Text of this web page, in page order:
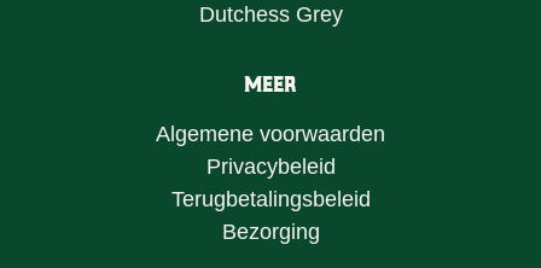
Dutchess Grey
Meer
Algemene voorwaarden
Privacybeleid
Terugbetalingsbeleid
Bezorging